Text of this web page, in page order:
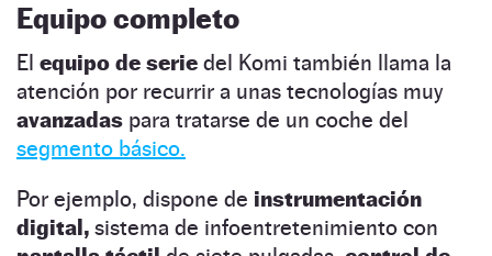
Equipo completo
El equipo de serie del Komi también llama la
atención por recurrir a unas tecnologías muy
avanzadas para tratarse de un coche del
segmento básico.
Por ejemplo, dispone de instrumentación
digital, sistema de infoentretenimiento con